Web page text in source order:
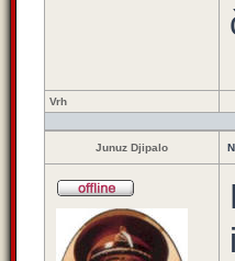
Vrh
Junuz Djipalo